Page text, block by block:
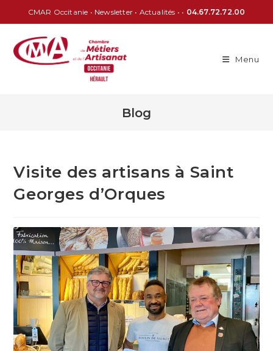
CMAR Occitanie • Newsletter • Actualités • • 04.67.72.72.00
Menu
Blog
Visite des artisans à Saint
Georges d’Orques